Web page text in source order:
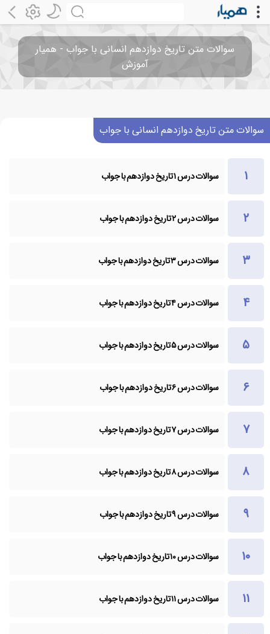
سوالات متن تاریخ دوازدهم انسانی با جواب - همیار
آموزش
سوالات متن تاریخ دوازدهم انسانی با جواب
سوالات درس ۱ تاریخ دوازدهم با جواب
سوالات درس ۲ تاریخ دوازدهم با جواب
سوالات درس ۳ تاریخ دوازدهم با جواب
سوالات درس ۴ تاریخ دوازدهم با جواب
سوالات درس ۵ تاریخ دوازدهم با جواب
سوالات درس ۶ تاریخ دوازدهم با جواب
سوالات درس ۷ تاریخ دوازدهم با جواب
سوالات درس ۸ تاریخ دوازدهم با جواب
سوالات درس ۹ تاریخ دوازدهم با جواب
سوالات درس ۱۰ تاریخ دوازدهم با جواب
سوالات درس ۱۱ تاریخ دوازدهم با جواب